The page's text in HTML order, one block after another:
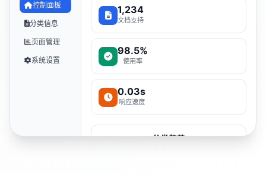
控制面板
分类信息
页面管理
系统设置
1,234
文档支持
98.5%
使用率
0.03s
响应速度
分类趋势